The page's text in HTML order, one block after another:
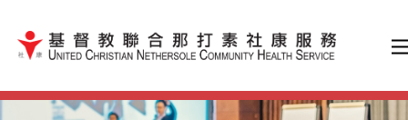
跳到內容（按輸入鍵）